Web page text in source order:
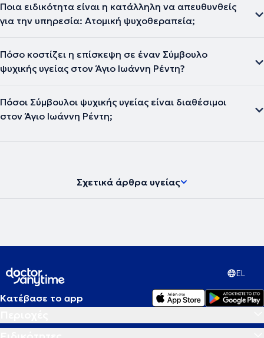
Ποια ειδικότητα είναι η κατάλληλη να απευθυνθείς
για την υπηρεσία: Ατομική ψυχοθεραπεία;
Πόσο κοστίζει η επίσκεψη σε έναν Σύμβουλο
ψυχικής υγείας στον Άγιο Ιωάννη Ρέντη?
Πόσοι Σύμβουλοι ψυχικής υγείας είναι διαθέσιμοι
στον Άγιο Ιωάννη Ρέντη;
Σχετικά άρθρα υγείας
EL
Κατέβασε το app